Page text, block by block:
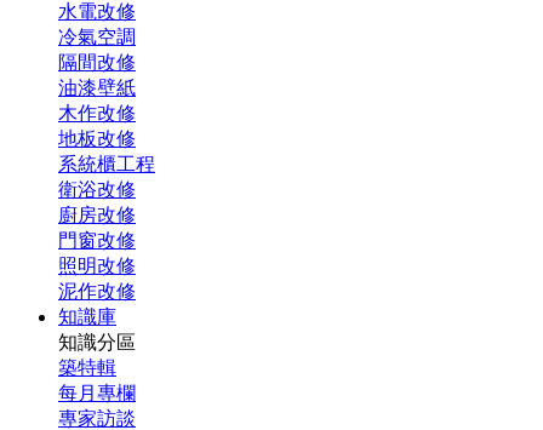
水電改修
冷氣空調
隔間改修
油漆壁紙
木作改修
地板改修
系統櫃工程
衛浴改修
廚房改修
門窗改修
照明改修
泥作改修
知識庫
知識分區
築特輯
每月專欄
專家訪談